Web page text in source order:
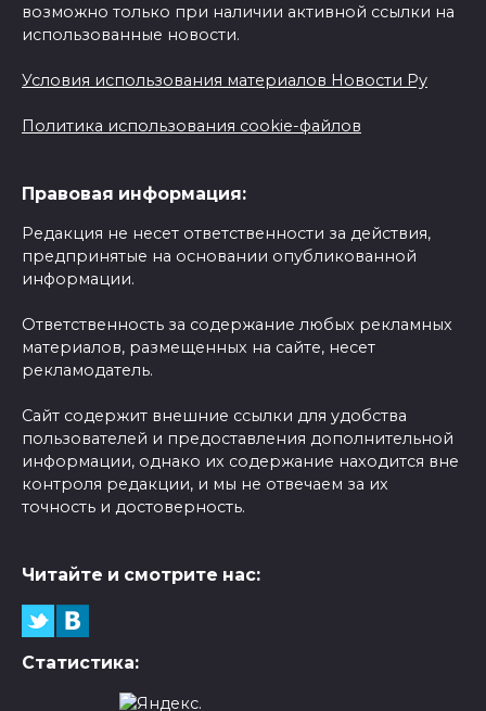
возможно только при наличии активной ссылки на
использованные новости.
Условия использования материалов Новости Ру
Политика использования cookie-файлов
Правовая информация:
Редакция не несет ответственности за действия,
предпринятые на основании опубликованной
информации.
Ответственность за содержание любых рекламных
материалов, размещенных на сайте, несет
рекламодатель.
Сайт содержит внешние ссылки для удобства
пользователей и предоставления дополнительной
информации, однако их содержание находится вне
контроля редакции, и мы не отвечаем за их
точность и достоверность.
Читайте и смотрите нас:
Статистика: